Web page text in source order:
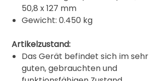
50,8 x 127 mm
Gewicht: 0.450 kg
Artikelzustand:
Das Gerät befindet sich im sehr
guten, gebrauchten und